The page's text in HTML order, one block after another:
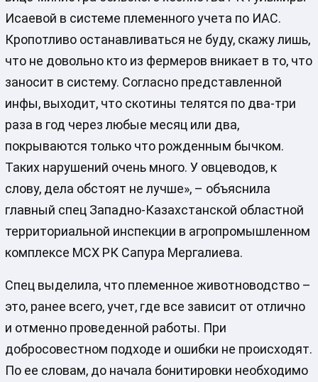
Исаевой в системе племенного учета по ИАС.
Кропотливо останавливаться не буду, скажу лишь,
что не довольно кто из фермеров вникает в то, что
заносит в систему. Согласно представленной
инфы, выходит, что скотины телятся по два-три
раза в год через любые месяц или два,
покрываются только что рожденным бычком.
Таких нарушений очень много. У овцеводов, к
слову, дела обстоят не лучше», – объяснила
главный спец Западно-Казахстанской областной
территориальной инспекции в агропромышленном
комплексе МСХ РК Сапура Мергалиева.
Спец выделила, что племенное животноводство –
это, ранее всего, учет, где все зависит от отлично
и отменно проведенной работы. При
добросовестном подходе и ошибки не происходят.
По ее словам, до начала бонитировки необходимо